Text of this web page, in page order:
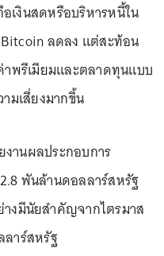
เงินสดหรือบริหารหนี้ใน
Bitcoin ลดลง แต่สะท้อน
าพรีเมียมและตลาดทุนแบบ
มเสี่ยงมากขึ้น
านผลประกอบการ
พันล้านดอลลาร์สหรัฐ
งมีนัยสำคัญจากไตรมาส
าร์สหรัฐ